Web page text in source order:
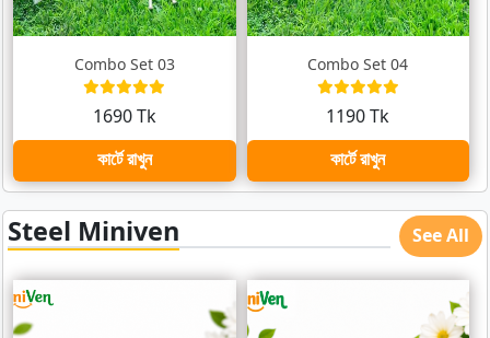
Combo Set 03
1690 Tk
কার্টে রাখুন
Combo Set 04
1190 Tk
কার্টে রাখুন
Steel Miniven See All